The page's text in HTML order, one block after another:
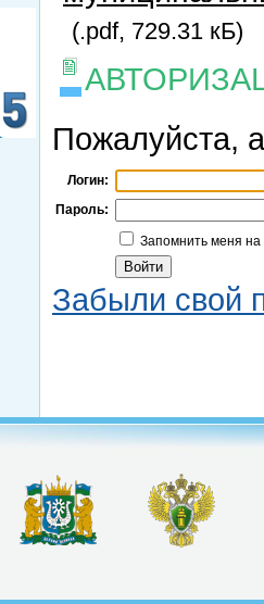
(.pdf, 729.31 кБ)
Пожалуйста,
Логин:
Пароль:
Запомнить меня
Забыли свой